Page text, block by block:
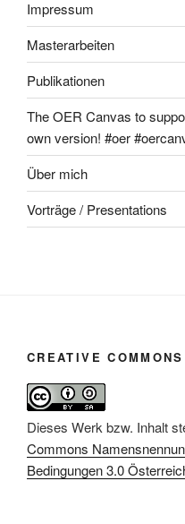
Impressum
Masterarbeiten
Publikationen
The OER Canvas to
own version! #oer
Über mich
Vorträge / Presentations
CREATIVE COMMONS
Dieses Werk bzw. Inhalt
Commons
Bedingungen 3.0